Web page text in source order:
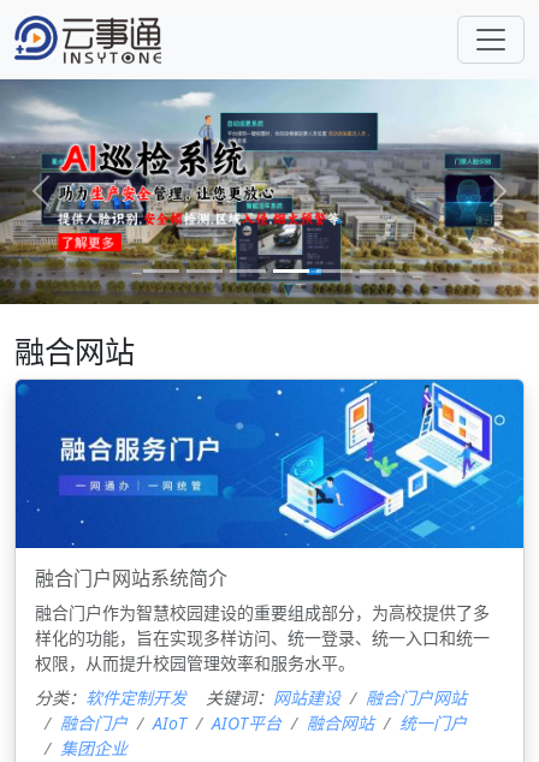
Previous Next
融合网站
融合门户网站系统简介
融合门户作为智慧校园建设的重要组成部分，为高校提供了多
样化的功能，旨在实现多样访问、统一登录、统一入口和统一
权限，从而提升校园管理效率和服务水平。
分类： 软件定制开发 关键词： 网站建设
融合门户网站
融合门户
AIoT AIOT平台 融合网站
统一门户
集团企业